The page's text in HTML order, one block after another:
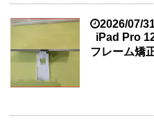
2026/07/
iPad Pro
フレーム矯